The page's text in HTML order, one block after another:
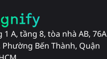
1 A, tầng 8, tòa nhà AB, 76A
Phường Bến Thành, Quận